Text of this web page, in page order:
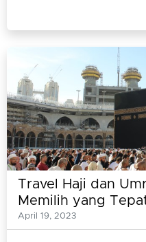
Travel Haji dan
Memilih yang
April 19, 2023